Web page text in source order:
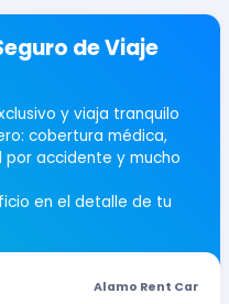
de Viaje
y viaja tranquilo
cobertura médica,
por accidente y mucho
en el detalle de tu
Alamo Rent Car